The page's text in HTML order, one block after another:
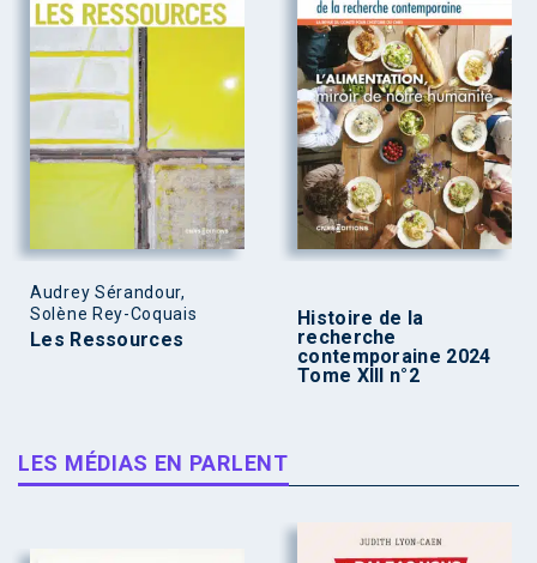
Audrey Sérandour,
Solène Rey-Coquais
Les Ressources
Histoire de la
recherche
contemporaine 2024
Tome XIII n°2
LES MÉDIAS EN PARLENT